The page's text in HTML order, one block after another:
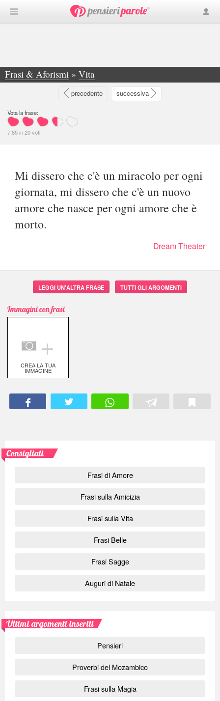
Frasi & Aforismi » Vita
»Mi dissero che c'è un miracolo per ogni... - Dream Theater
precedente successiva
Vota la frase:
7.85in20voti
Mi dissero che c'è un miracolo per ogni
giornata, mi dissero che c'è un nuovo
amore che nasce per ogni amore che è
morto.
Dream Theater
LEGGI UN'ALTRA FRASE TUTTI GLI ARGOMENTI
Immagini con frasi
＋
CREA LA TUA
IMMAGINE
Consigliati
Frasi di Amore
Frasi sulla Amicizia
Frasi sulla Vita
Frasi Belle
Frasi Sagge
Auguri di Natale
Ultimi argomenti inseriti
Pensieri
Proverbi del Mozambico
Frasi sulla Magia